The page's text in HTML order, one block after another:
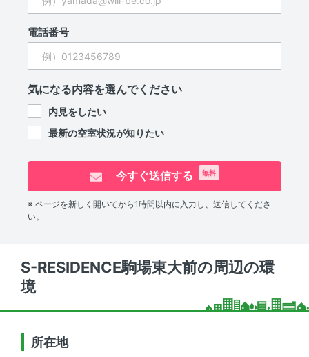
電話番号
気になる内容を選んでください
内見をしたい
最新の空室状況が知りたい
今すぐ送信する 無料
※ ページを新しく開いてから1時間以内に入力し、送信してくださ
い。
S-RESIDENCE駒場東大前の周辺の環
境
所在地